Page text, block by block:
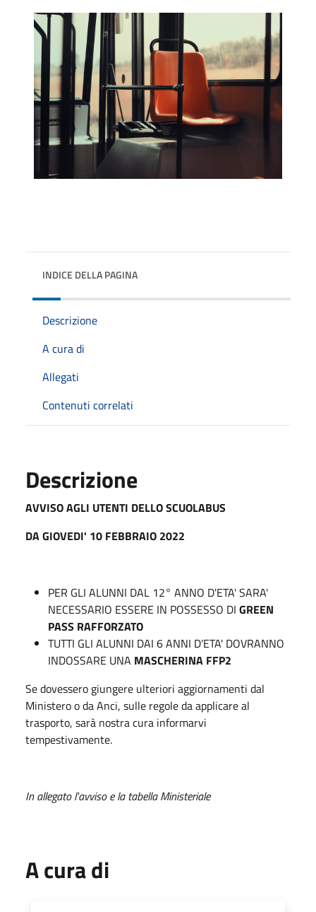
INDICE DELLA PAGINA
Descrizione
A cura di
Allegati
Contenuti correlati
Descrizione
AVVISO AGLI UTENTI DELLO SCUOLABUS
DA GIOVEDI' 10 FEBBRAIO 2022
PER GLI ALUNNI DAL 12° ANNO D'ETA' SARA'
NECESSARIO ESSERE IN POSSESSO DI GREEN
PASS RAFFORZATO
TUTTI GLI ALUNNI DAI 6 ANNI D'ETA' DOVRANNO
INDOSSARE UNA MASCHERINA FFP2
Se dovessero giungere ulteriori aggiornamenti dal
Ministero o da Anci, sulle regole da applicare al
trasporto, sarà nostra cura informarvi
tempestivamente.
In allegato l'avviso e la tabella Ministeriale
A cura di